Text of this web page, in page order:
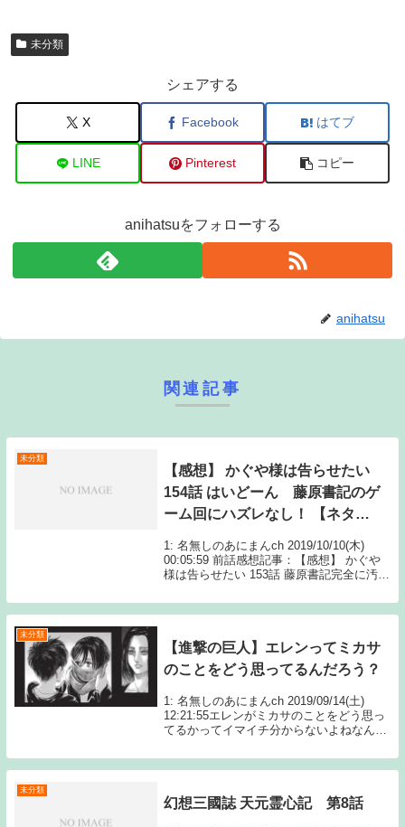
未分類
シェアする
X Facebook はてブ
LINE Pinterest コピー
anihatsuをフォローする
anihatsu
関連記事
未分類
【感想】 かぐや様は告らせたい
154話 はいどーん 藤原書記のゲ
ーム回にハズレなし！ 【ネタバ
1: 名無しのあにまんch 2019/10/10(木)
00:05:59 前話感想記事：【感想】 かぐや
様は告らせたい 153話 藤原書記完全に汚れ
コちゃん重い！ 良いコント回だった
Source: あ...
未分類
【進撃の巨人】エレンってミカサ
のことをどう思ってるんだろう？
1: 名無しのあにまんch 2019/09/14(土)
12:21:55エレンがミカサのことをどう思っ
てるかってイマイチ分からないよねなんか
無しのあにまんch 2019/09/14(土) 12:22...
未分類
幻想三國誌 天元霊心記 第8話